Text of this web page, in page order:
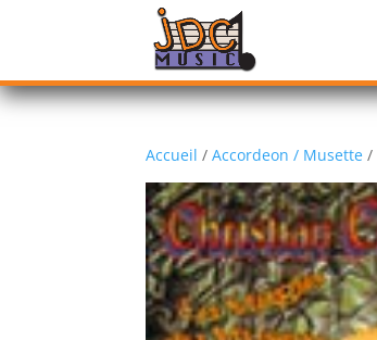
Accueil /Accordeon / Musette /